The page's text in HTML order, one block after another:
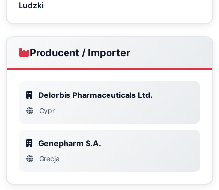
Ludzki
Producent / Importer
Delorbis Pharmaceuticals Ltd.
Cypr
Genepharm S.A.
Grecja